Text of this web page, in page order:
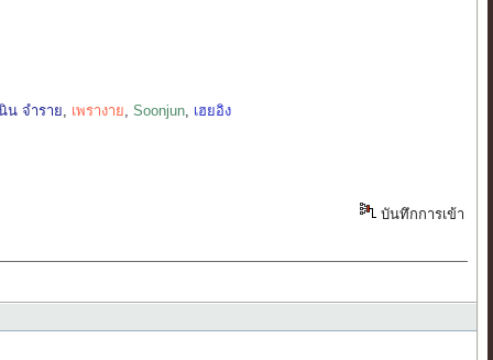
น จำราย, เพรางาย,Soonjun, เฮยอิง
บันทึกการเข้า